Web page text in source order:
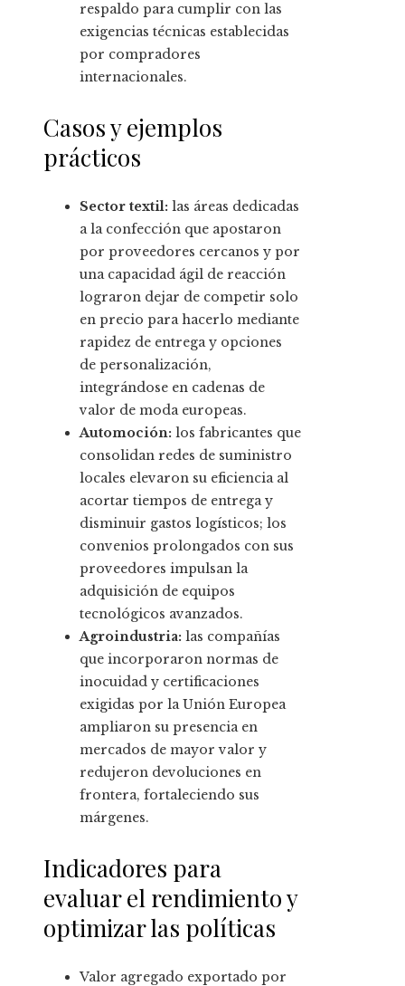
respaldo para cumplir con las
exigencias técnicas establecidas
por compradores
internacionales.
Casos y ejemplos
prácticos
Sector textil: las áreas dedicadas
a la confección que apostaron
por proveedores cercanos y por
una capacidad ágil de reacción
lograron dejar de competir solo
en precio para hacerlo mediante
rapidez de entrega y opciones
de personalización,
integrándose en cadenas de
valor de moda europeas.
Automoción: los fabricantes que
consolidan redes de suministro
locales elevaron su eficiencia al
acortar tiempos de entrega y
disminuir gastos logísticos; los
convenios prolongados con sus
proveedores impulsan la
adquisición de equipos
tecnológicos avanzados.
Agroindustria: las compañías
que incorporaron normas de
inocuidad y certificaciones
exigidas por la Unión Europea
ampliaron su presencia en
mercados de mayor valor y
redujeron devoluciones en
frontera, fortaleciendo sus
márgenes.
Indicadores para
evaluar el rendimiento y
optimizar las políticas
Valor agregado exportado por